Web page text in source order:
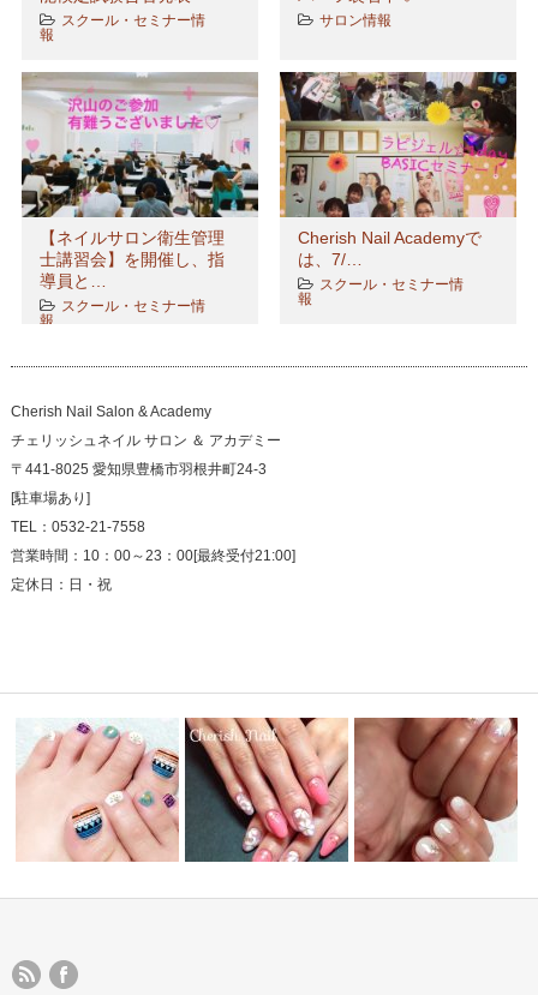
スクール・セミナー情
報
サロン情報
【ネイルサロン衛生管理
士講習会】を開催し、指
導員と…
スクール・セミナー情
報
Cherish Nail Academyで
は、7/…
スクール・セミナー情
報
Cherish Nail Salon & Academy
チェリッシュネイル サロン ＆ アカデミー
〒441-8025 愛知県豊橋市羽根井町24-3
[駐車場あり]
TEL：0532-21-7558
営業時間：10：00～23：00[最終受付21:00]
定休日：日・祝
ネイルデザイン13